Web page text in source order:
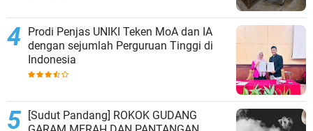
Prodi Penjas UNIKI Teken MoA dan IA
dengan sejumlah Perguruan Tinggi di
Indonesia
[Sudut Pandang] ROKOK GUDANG